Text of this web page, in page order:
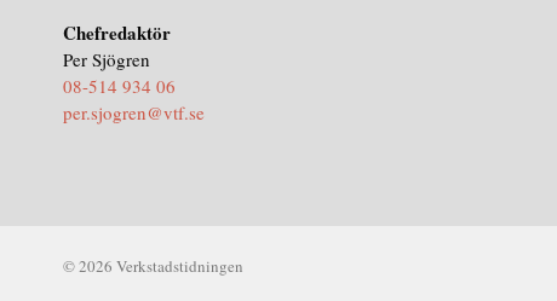
Chefredaktör
Per Sjögren
08-514 934 06
per.sjogren@vtf.se
© 2026 Verkstadstidningen